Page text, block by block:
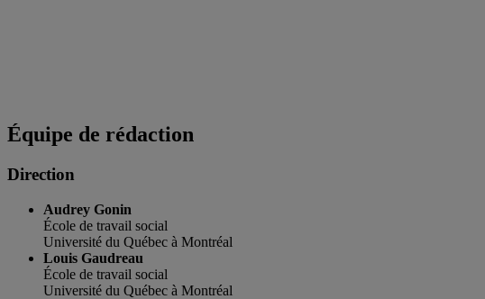
Équipe de rédaction
Direction
Audrey Gonin
École de travail social
Université du Québec à Montréal
Louis Gaudreau
École de travail social
Université du Québec à Montréal